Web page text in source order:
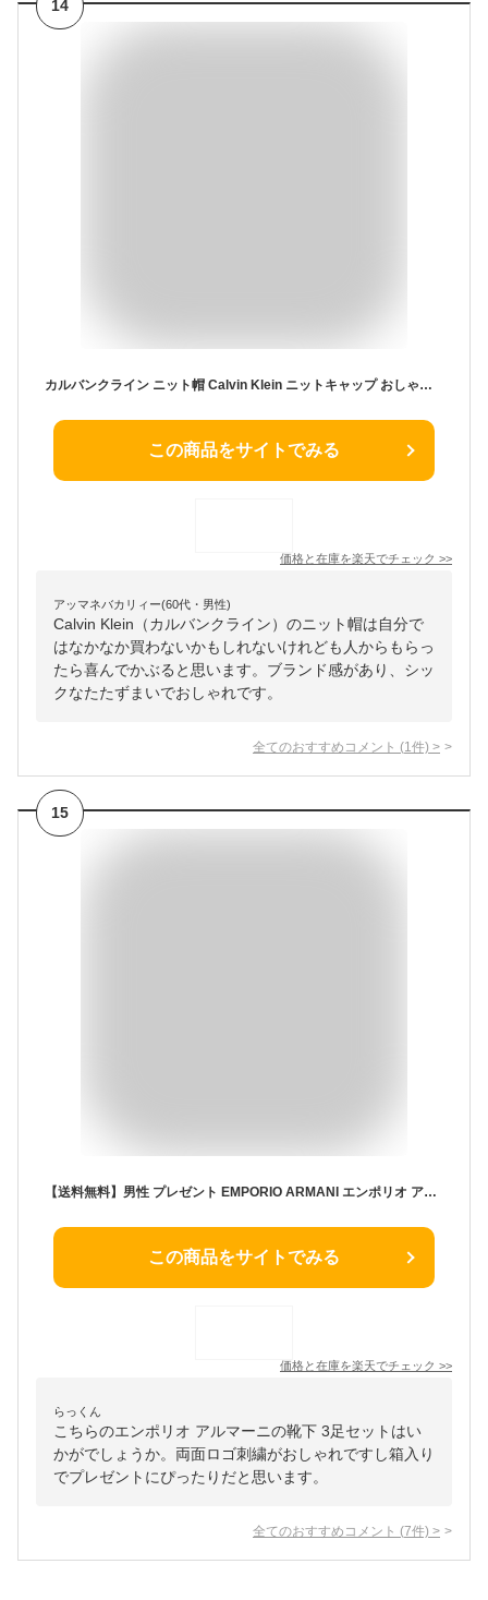
14
カルバンクライン ニット帽 Calvin Klein ニットキャップ おしゃれ ロゴ カジュアル ブラック 黒 ブラウン グレー カーキ アウトドア ブランド おしゃれ メンズ レディース 山登り スポーツ 自転車 クリスマスプレゼント
この商品をサイトでみる
価格と在庫を楽天でチェック >>
アッマネバカリィー(60代・男性)
Calvin Klein（カルバンクライン）のニット帽は自分で
はなかなか買わないかもしれないけれども人からもらっ
たら喜んでかぶると思います。ブランド感があり、シッ
クなたたずまいでおしゃれです。
全てのおすすめコメント (1 件) >
15
【送料無料】男性 プレゼント EMPORIO ARMANI エンポリオ アルマーニ ブランド靴下 3足セット 箱入りギフトセット 日本製 ビジネス リブ 綿混 両面ロゴ刺繍 オールシーズン用 クルー丈 メンズ 男性 ソックス 靴下 プレゼント ギフト 贈答 中元 02492039（EA-3p）giftset
この商品をサイトでみる
価格と在庫を楽天でチェック >>
らっくん
こちらのエンポリオ アルマーニの靴下 3足セットはい
かがでしょうか。両面ロゴ刺繍がおしゃれですし箱入り
でプレゼントにぴったりだと思います。
全てのおすすめコメント (7件) >